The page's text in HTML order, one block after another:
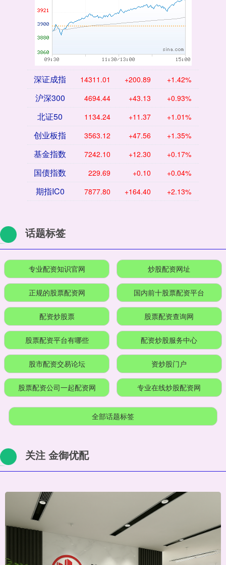
深证成指 14311.01 +200.89 +1.42%
沪深300 4694.44 +43.13 +0.93%
北证50 1134.24 +11.37 +1.01%
创业板指 3563.12 +47.56 +1.35%
基金指数 7242.10 +12.30 +0.17%
国债指数 229.69 +0.10 +0.04%
期指IC0 7877.80 +164.40 +2.13%
话题标签
专业配资知识官网 炒股配资网址
正规的股票配资网 国内前十股票配资平台
配资炒股票 股票配资查询网
股票配资平台有哪些 配资炒股服务中心
股市配资交易论坛 资炒股门户
股票配资公司一起配资网 专业在线炒股配资网
全部话题标签
关注 金御优配